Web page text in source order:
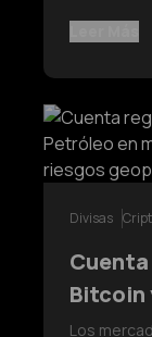
enfoque
Divisas
Cuenta
Bitcoin
dólar
Los